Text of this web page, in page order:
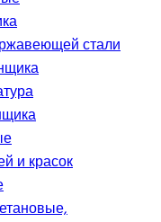
стали
и красок